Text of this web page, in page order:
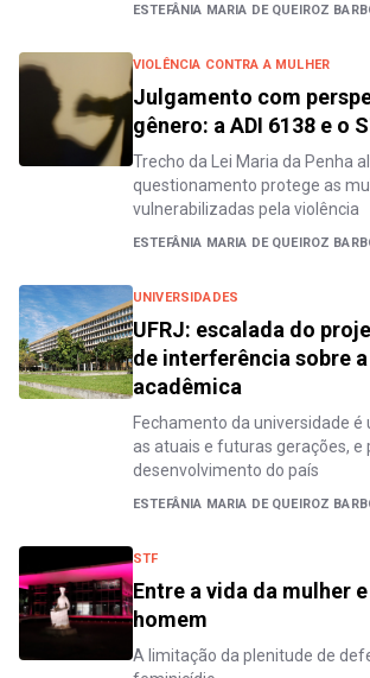
ESTEFÂNIA MARIA DE QUEIROZ
VIOLÊNCIA CONTRA A MULHER
Julgamento com
gênero: a ADI 6138 e o
Trecho da Lei Maria da Penha
questionamento protege as
vulnerabilizadas pela violência
ESTEFÂNIA MARIA DE QUEIROZ
UNIVERSIDADES
UFRJ: escalada do
de interferência sobre
acadêmica
Fechamento da universidade é
as atuais e futuras gerações, e
desenvolvimento do país
ESTEFÂNIA MARIA DE QUEIROZ
STF
Entre a vida da mulher
homem
A limitação da plenitude de